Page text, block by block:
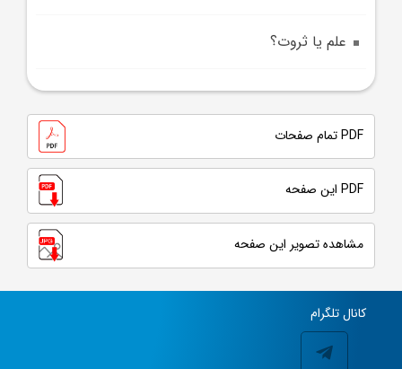
علم يا ثروت؟
PDF تمام صفحات
PDF این صفحه
مشاهده تصویر این صفحه
کانال تلگرام